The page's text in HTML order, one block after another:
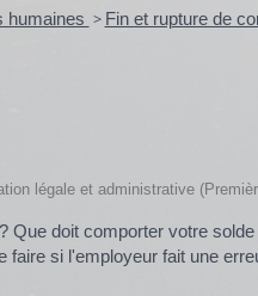
humaines > Fin et rupture de
légale et administrative
Que doit comporter votre
faire si l'employeur fait une